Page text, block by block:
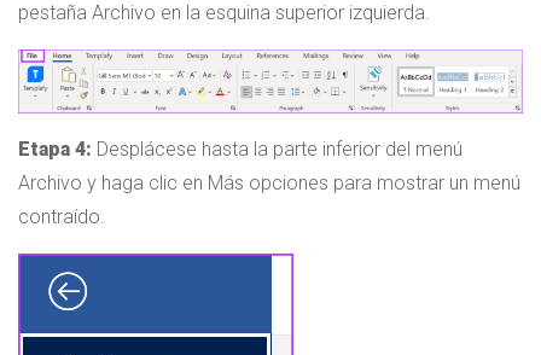
pestaña Archivo en la esquina superior izquierda.
Etapa 4: Desplácese hasta la parte inferior del menú
Archivo y haga clic en Más opciones para mostrar un menú
contraído.